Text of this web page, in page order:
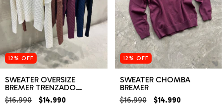
12% OFF
SWEATER OVERSIZE
BREMER TRENZADO
CUELLO REDONDO
$16.990 $14.990
12% OFF
SWEATER CHOMBA
BREMER
$16.990 $14.990